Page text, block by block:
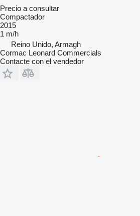
Precio a consultar
Compactador
2015
1 m/h
Reino Unido, Armagh
Cormac Leonard Commercials
Contacte con el vendedor